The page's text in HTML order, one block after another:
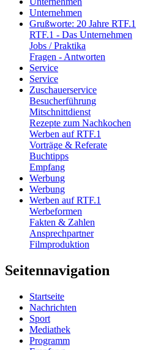
Unternehmen
Grußworte: 20 Jahre RTF.1
RTF.1 - Das Unternehmen
Jobs / Praktika
Fragen - Antworten
Service
Service
Zuschauerservice
Besucherführung
Mitschnittdienst
Rezepte zum Nachkochen
Werben auf RTF.1
Vorträge & Referate
Buchtipps
Empfang
Werbung
Werbung
Werben auf RTF.1
Werbeformen
Fakten & Zahlen
Ansprechpartner
Filmproduktion
Seitennavigation
Startseite
Nachrichten
Sport
Mediathek
Programm